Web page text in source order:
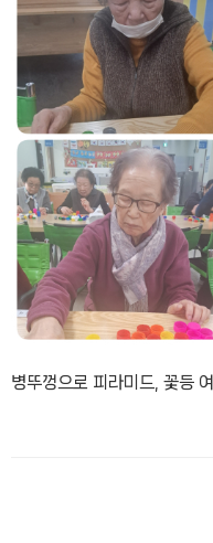
병뚜껑으로 피라미드, 꽃등